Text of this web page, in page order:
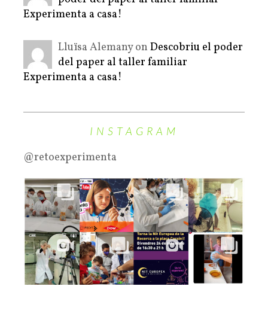
Experimenta a casa!
Lluïsa Alemany on Descobriu el poder
del paper al taller familiar
Experimenta a casa!
INSTAGRAM
@retoexperimenta